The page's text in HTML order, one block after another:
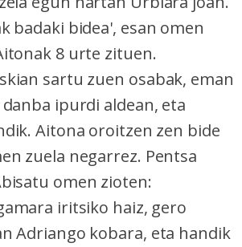
badaki bidea', esan omen
8 urte zituen.
sartu zuen osabak, eman
ipurdi aldean, eta
Aitona oroitzen zen bide
zuela negarrez. Pentsa
omen zioten:
iritsiko haiz, gero
Adriango kobara, eta handik